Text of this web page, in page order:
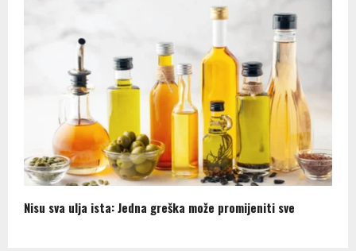
Nisu sva ulja ista: Jedna greška može promijeniti sve